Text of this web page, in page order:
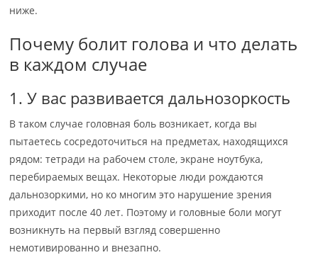
ниже.
Почему болит голова и что делать
в каждом случае
1. У вас развивается дальнозоркость
В таком случае головная боль возникает, когда вы
пытаетесь сосредоточиться на предметах, находящихся
рядом: тетради на рабочем столе, экране ноутбука,
перебираемых вещах. Некоторые люди рождаются
дальнозоркими, но ко многим это нарушение зрения
приходит после 40 лет. Поэтому и головные боли могут
возникнуть на первый взгляд совершенно
немотивированно и внезапно.